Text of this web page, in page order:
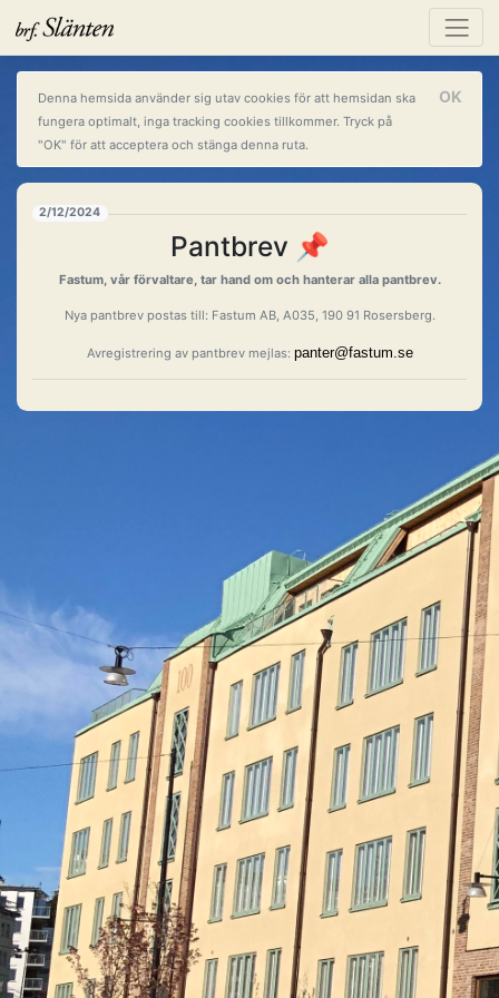
Denna hemsida använder sig utav cookies för att hemsidan ska
fungera optimalt, inga tracking cookies tillkommer. Tryck på
"OK" för att acceptera och stänga denna ruta.
OK
2/12/2024
Pantbrev 📌
Fastum, vår förvaltare, tar hand om och hanterar alla pantbrev.
Nya pantbrev postas till: Fastum AB, A035, 190 91 Rosersberg.
Avregistrering av pantbrev mejlas: panter@fastum.se